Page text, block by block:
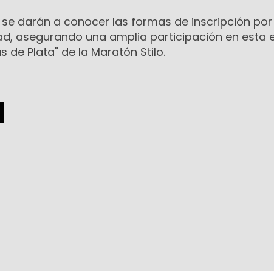
se darán a conocer las formas de inscripción por
asegurando una amplia participación en esta
de Plata" de la Maratón Stilo.